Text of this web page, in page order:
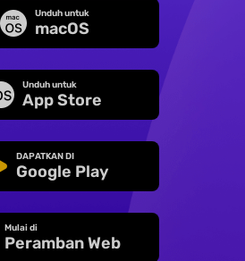
Unduh untuk
macOS
Unduh untuk
App Store
DAPATKAN DI
Google Play
Mulai di
Peramban Web